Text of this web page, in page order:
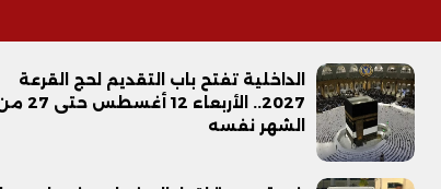
الداخلية تفتح باب التقديم لحج القرعة
2027.. الأربعاء 12 أغسطس
الشهر نفسه